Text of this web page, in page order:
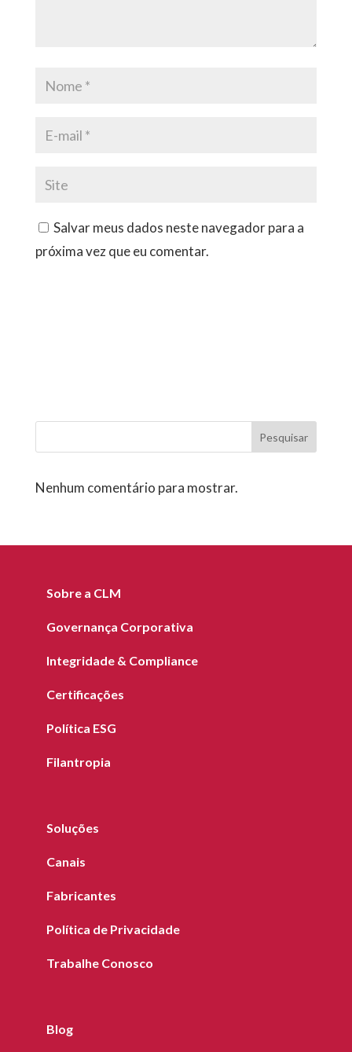
Salvar meus dados neste navegador para a
próxima vez que eu comentar.
Pesquisar
Nenhum comentário para mostrar.
Sobre a CLM
Governança Corporativa
Integridade & Compliance
Certificações
Política ESG
Filantropia
Soluções
Canais
Fabricantes
Política de Privacidade
Trabalhe Conosco
Blog